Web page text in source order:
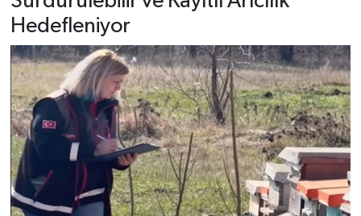
Hedefleniyor